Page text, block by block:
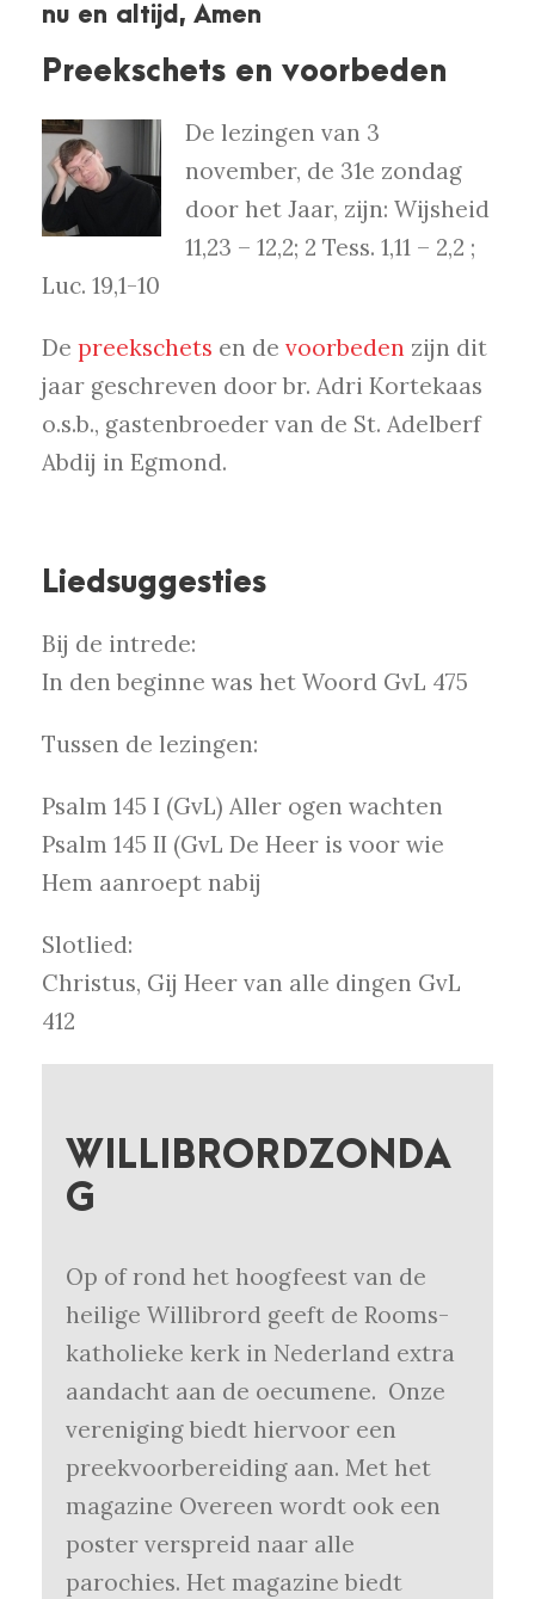
nu en altijd, Amen
Preekschets en voorbeden
De lezingen van 3
november, de 31e zondag
door het Jaar, zijn: Wijsheid
11,23 – 12,2; 2 Tess. 1,11 – 2,2 ;
Luc. 19,1-10
De preekschets en de voorbeden zijn dit
jaar geschreven door br. Adri Kortekaas
o.s.b., gastenbroeder van de St. Adelberf
Abdij in Egmond.
Liedsuggesties
Bij de intrede:
In den beginne was het Woord GvL 475
Tussen de lezingen:
Psalm 145 I (GvL) Aller ogen wachten
Psalm 145 II (GvL De Heer is voor wie
Hem aanroept nabij
Slotlied:
Christus, Gij Heer van alle dingen GvL
412
WILLIBRORDZONDA
G
Op of rond het hoogfeest van de
heilige Willibrord geeft de Rooms-
katholieke kerk in Nederland extra
aandacht aan de oecumene. Onze
vereniging biedt hiervoor een
preekvoorbereiding aan. Met het
magazine Overeen wordt ook een
poster verspreid naar alle
parochies. Het magazine biedt